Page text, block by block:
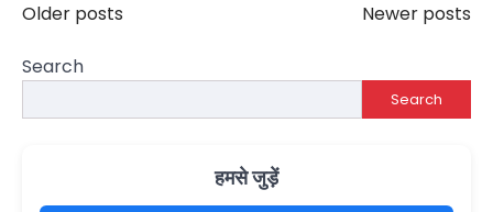
Posts
navigation
Older posts Newer posts
Search
Search
हमसे जुड़ें